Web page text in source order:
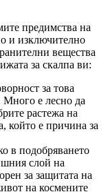
предимства на
и изключително
вещества
за скалпа ви:
за това
Много е лесно да
растежа на
който е причина за
в подобряването
слой на
за защитата на
на космените